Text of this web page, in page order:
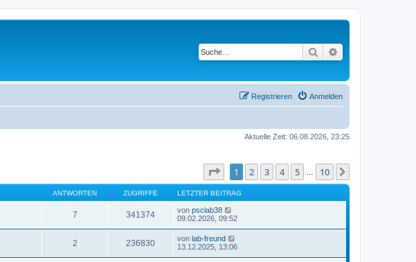
Suche
Anmelden
Registrieren
Aktuelle Zeit: 06.08.2026, 23:25
Seite von10
1 2 3 4 5 10
ANTWORTEN ZUGRIFFE LETZTER BEITRAG
7 341374 von psclab38
09.02.2026, 09:52
2 236830 von lab-freund
13.12.2025, 13:06